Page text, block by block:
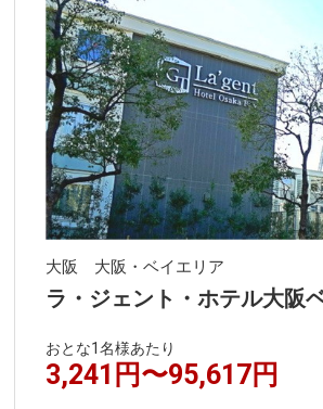
大阪 大阪・ベイエリア
ラ・ジェント・ホテル大阪
おとな1名様あたり
3,241円〜95,617円